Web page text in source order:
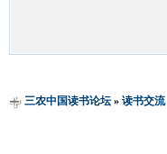
三农中国读书论坛» 读书交流